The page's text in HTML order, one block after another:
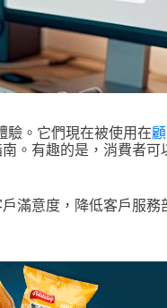
驗。 它們現在被使用在
。有趣的是，消費者可
滿意度，降低客戶服務